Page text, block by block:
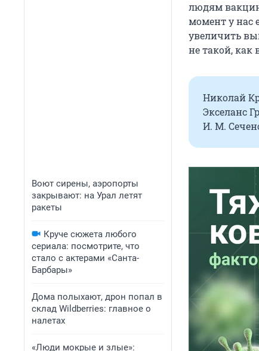
Воют сирены, аэропорты
закрывают: на Урал летят
ракеты
Круче сюжета любого
сериала: посмотрите, что
стало с актерами «Санта-
Барбары»
Дома полыхают, дрон попал в
склад Wildberries: главное о
налетах
«Люди мокрые и злые»:
людям
момент у нас
увеличить
не такой, как
Николай
Экселанс
И. М.